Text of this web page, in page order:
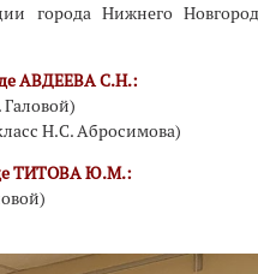
города Нижнего
АВДЕЕВА С.Н.:
Н.C. Абросимова)
ТИТОВА Ю.М.: